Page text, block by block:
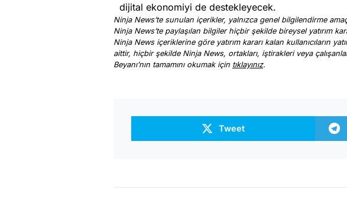
dijital ekonomiyi de destekleyecek.
Ninja News’te sunulan içerikler, yalnızca genel bilgilendirme
Ninja News’te paylaşılan bilgiler hiçbir şekilde bireysel yatırım
Ninja News içeriklerine göre yatırım kararı kalan kullanıcıların
aittir, hiçbir şekilde Ninja News, ortakları, iştirakleri veya
Beyanı’nın tamamını okumak için tıklayınız.
Tweet